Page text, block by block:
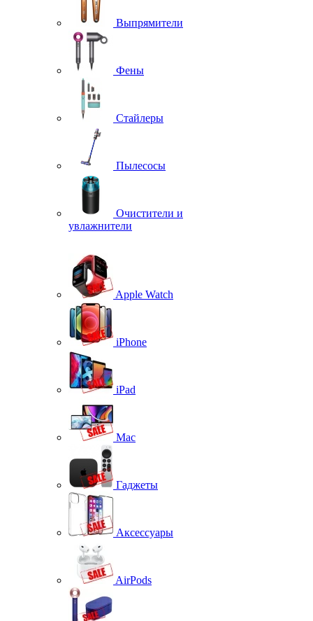
Выпрямители
Фены
Стайлеры
Пылесосы
Очистители и
увлажнители
Apple Watch
iPhone
iPad
Mac
Гаджеты
Аксессуары
AirPods